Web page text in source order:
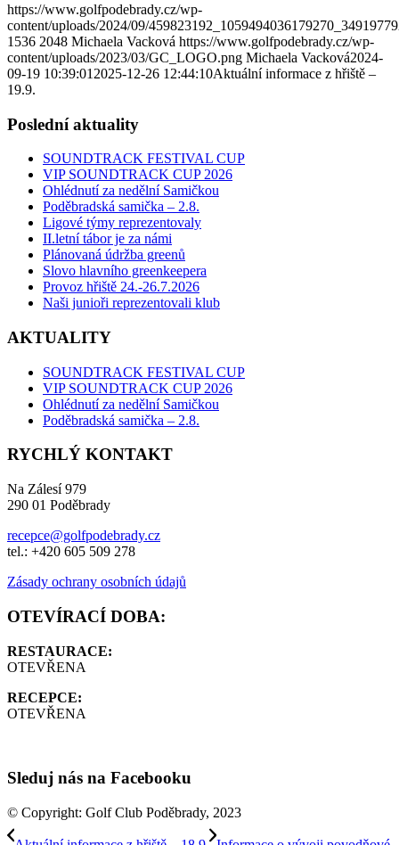
https://www.golfpodebrady.cz/wp-
content/uploads/2024/09/
1536 2048 Michaela Vacková https://www.golfpodebrady.cz/wp-
content/uploads/2023/03/GC_LOGO.png Michaela Vacková2024-
09-19 10:39:01 2025-12-26 12:44:10Aktuální informace z hřiště –
19.9.
Poslední aktuality
SOUNDTRACK FESTIVAL CUP
VIP SOUNDTRACK CUP 2026
Ohlédnutí za nedělní Samičkou
Poděbradská samička – 2.8.
Ligové týmy reprezentovaly
II.letní tábor je za námi
Plánovaná údržba greenů
Slovo hlavního greenkeepera
Provoz hřiště 24.-26.7.2026
Naši junioři reprezentovali klub
AKTUALITY
SOUNDTRACK FESTIVAL CUP
VIP SOUNDTRACK CUP 2026
Ohlédnutí za nedělní Samičkou
Poděbradská samička – 2.8.
RYCHLÝ KONTAKT
Na Zálesí 979
290 01 Poděbrady
recepce@golfpodebrady.cz
tel.: +420 605 509 278
Zásady ochrany osobních údajů
OTEVÍRACÍ DOBA:
RESTAURACE:
OTEVŘENA
RECEPCE:
OTEVŘENA
Sleduj nás na Facebooku
© Copyright: Golf Club Poděbrady, 2023